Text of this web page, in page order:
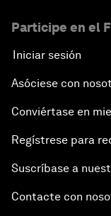
Participe en el
Iniciar sesión
Asóciese con
Conviértase en
Regístrese para
Suscríbase a
Contacte con